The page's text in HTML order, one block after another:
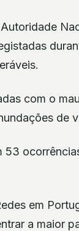
com o
de
em
a maior